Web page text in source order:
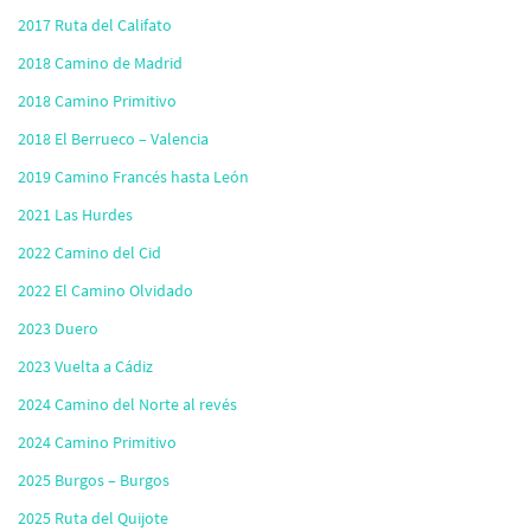
2017 Ruta del Califato
2018 Camino de Madrid
2018 Camino Primitivo
2018 El Berrueco – Valencia
2019 Camino Francés hasta León
2021 Las Hurdes
2022 Camino del Cid
2022 El Camino Olvidado
2023 Duero
2023 Vuelta a Cádiz
2024 Camino del Norte al revés
2024 Camino Primitivo
2025 Burgos – Burgos
2025 Ruta del Quijote